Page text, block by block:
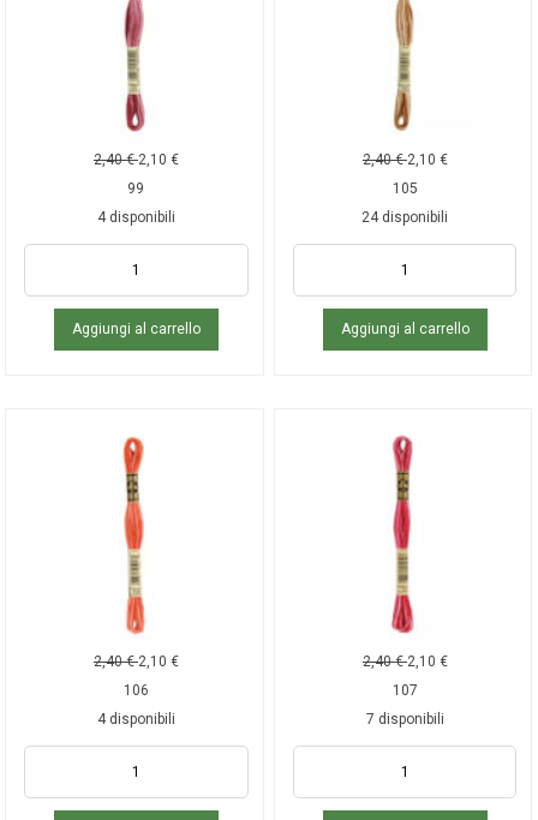
2,40€ 2,10 €
99
4 disponibili
Aggiungi al carrello
2,40€ 2,10 €
105
24 disponibili
Aggiungi al carrello
2,40€ 2,10 €
106
4 disponibili
2,40€ 2,10 €
107
7 disponibili